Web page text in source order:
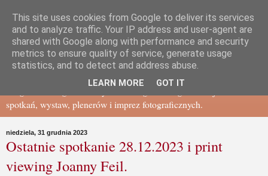
Gdańskie Towarzystwo
Fotograficzne - BLOG
spotkań, wystaw, plenerów i imprez fotograficznych.
niedziela, 31 grudnia 2023
Ostatnie spotkanie 28.12.2023 i print
viewing Joanny Feil.
This site uses cookies from Google to deliver its services
and to analyze traffic. Your IP address and user-agent are
shared with Google along with performance and security
metrics to ensure quality of service, generate usage
statistics, and to detect and address abuse.
LEARN MORE GOT IT